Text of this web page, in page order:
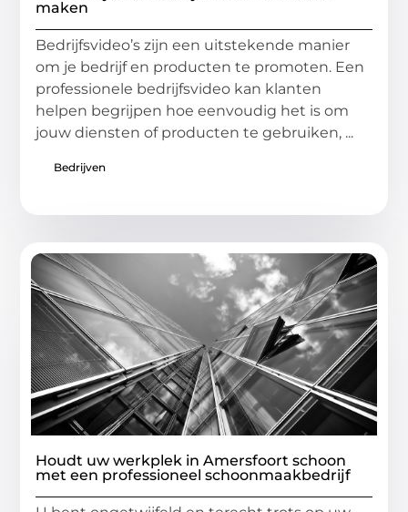
maken
Bedrijfsvideo’s zijn een uitstekende manier
om je bedrijf en producten te promoten. Een
professionele bedrijfsvideo kan klanten
helpen begrijpen hoe eenvoudig het is om
jouw diensten of producten te gebruiken, ...
Bedrijven
Houdt uw werkplek in Amersfoort schoon
met een professioneel schoonmaakbedrijf